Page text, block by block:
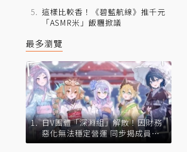
這樣比較香！《碧藍航線》推千元
「ASMR米」飯糰掀議
最多瀏覽
日V團體「深淵組」解散！因財務
惡化無法穩定營運 同步揭成員未
來去向